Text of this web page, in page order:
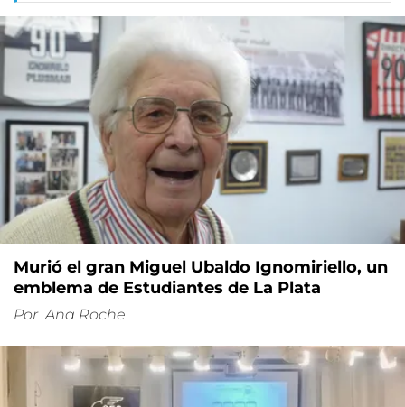
Murió el gran Miguel Ubaldo Ignomiriello, un
emblema de Estudiantes de La Plata
Por Ana Roche